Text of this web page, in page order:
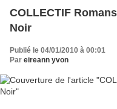
COLLECTIF
Noir
Publié le 04/01/2010 à 00:01
Par eireann yvon